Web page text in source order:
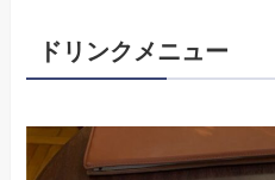
ドリンクメニュー